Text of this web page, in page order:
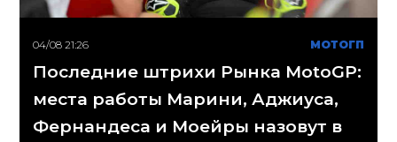
04/08 21:26 МОТОГП
Последние штрихи Рынка MotoGP:
места работы Марини, Аджиуса,
Фернандеса и Моейры назовут в